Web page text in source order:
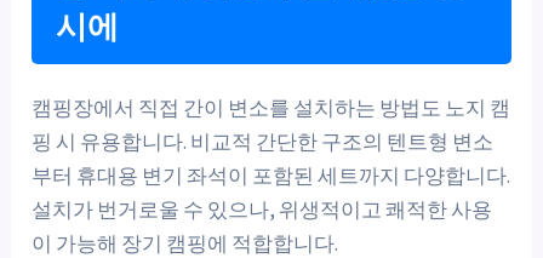
시에
캠핑장에서 직접 간이 변소를 설치하는 방법도 노지 캠
핑 시 유용합니다. 비교적 간단한 구조의 텐트형 변소
부터 휴대용 변기 좌석이 포함된 세트까지 다양합니다.
설치가 번거로울 수 있으나, 위생적이고 쾌적한 사용
이 가능해 장기 캠핑에 적합합니다.